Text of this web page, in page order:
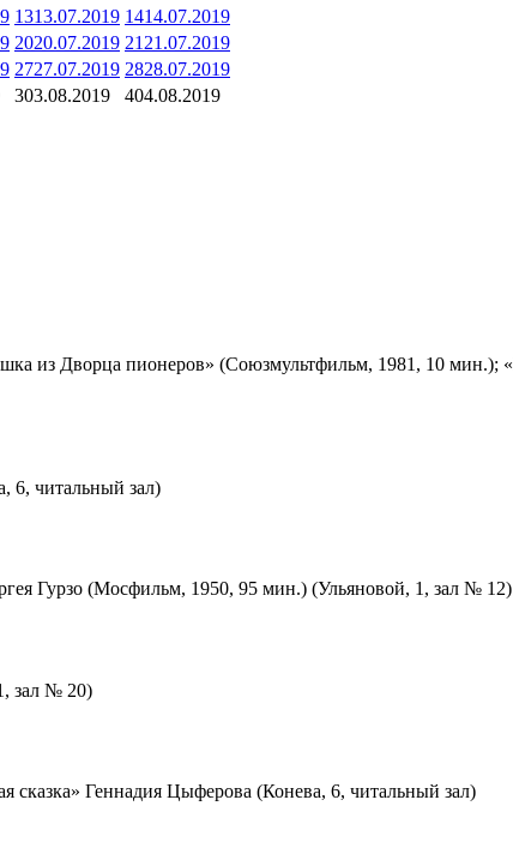
1313.07.2019 1414.07.2019
2020.07.2019 21 21.07.2019
2727.07.2019 2828.07.2019
303.08.2019 404.08.2019
из Дворца пионеров» (Союзмультфильм, 1981, 10 мин.);
6, читальный зал)
Гурзо (Мосфильм, 1950, 95 мин.) (Ульяновой, 1, зал № 12)
зал № 20)
сказка» Геннадия Цыферова (Конева, 6, читальный зал)